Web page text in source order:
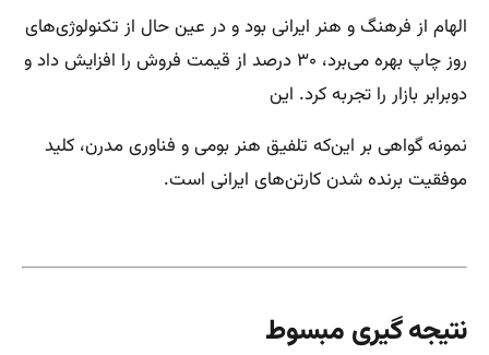
الهام از فرهنگ و هنر ایرانی بود و در عین حال از تکنولوژی‌های
روز چاپ بهره می‌برد، ۳۰ درصد از قیمت فروش را افزایش داد و
دوبرابر بازار را تجربه کرد. این
نمونه گواهی بر این‌که تلفیق هنر بومی و فناوری مدرن، کلید
موفقیت برنده شدن کارتن‌های ایرانی است.
نتیجه گیری مبسوط